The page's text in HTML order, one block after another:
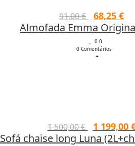
91,00€
O
preço
original
era:
68,25 €
Almofada Emma
0.0
0 Comentários
1 500,00€
O
preço
1 199,00
Sofá chaise long Luna